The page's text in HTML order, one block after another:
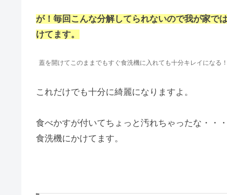
が！毎回こんな分解してられないので我が家で
けてます。
蓋を開けてこのままでもすぐ食洗機に入れても十分キレイになる！
これだけでも十分に綺麗になりますよ。
食べかすが付いてちょっと汚れちゃったな・・
食洗機にかけてます。